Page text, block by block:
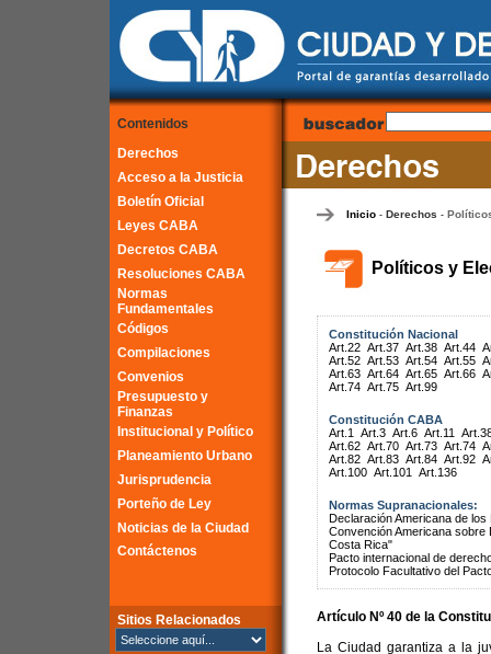
Contenidos
Derechos
Acceso a la Justicia
Boletín Oficial
Leyes CABA
Decretos CABA
Resoluciones CABA
Normas
Fundamentales
Códigos
Compilaciones
Convenios
Presupuesto y
Finanzas
Institucional y Político
Planeamiento Urbano
Jurisprudencia
Porteño de Ley
Noticias de la Ciudad
Contáctenos
Sitios Relacionados
Inicio- Derechos -
Políticos y
Constitución Nacional
Art.22 Art.37 Art.38 Art.44
Art.52 Art.53 Art.54 Art.55
Art.63 Art.64 Art.65 Art.66
Art.74 Art.75 Art.99
Constitución CABA
Art.1
Art.3 Art.6 Art.11
Art.62 Art.70 Art.73 Art.74
Art.82 Art.83 Art.84 Art.92
Art.100 Art.101 Art.136
Normas Supranacionales:
Declaración Americana de
Convención Americana
Costa Rica"
Pacto internacional de
Protocolo Facultativo del
Artículo Nº 40 de la
La Ciudad garantiza a la